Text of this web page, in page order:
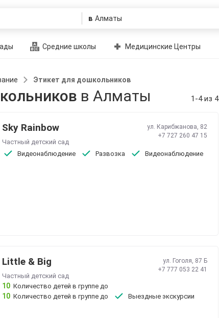
в
Средние школы Медицинские Центры
Этикет для дошкольников
в Алматы 1-4 из 4
Sky Rainbow
Частный детский сад
ул. Карибжанова, 82
+7 727 260 47 15
Видеонаблюдение Развозка Видеонаблюдение
Little & Big
Частный детский сад
ул. Гоголя, 87 Б
+7 777 053 22 41
10 Количество детей в группе до
10 Количество детей в группе до Выездные экскурсии